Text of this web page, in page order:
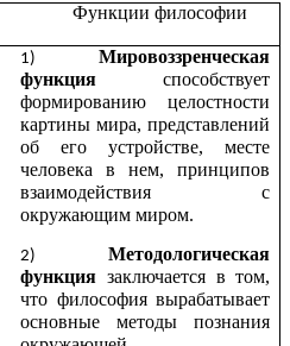
Функции философии
Мировоззренческая
функцияспособствует
формированию целостности
картины мира, представлений
об его устройстве, месте
человека в нем, принципов
взаимодействия с
окружающим миром.
Методологическая
функциязаключается в том,
что философия вырабатывает
основные методы познания